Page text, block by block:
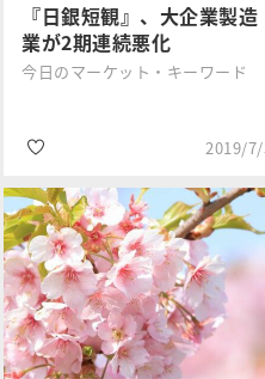
『日銀短観』、大企業製造
業が2期連続悪化
今日のマーケット・キーワード
2019/
三井住友DSア
セットマネジ
メント
#日銀短観
#設備投資
#政治・経済